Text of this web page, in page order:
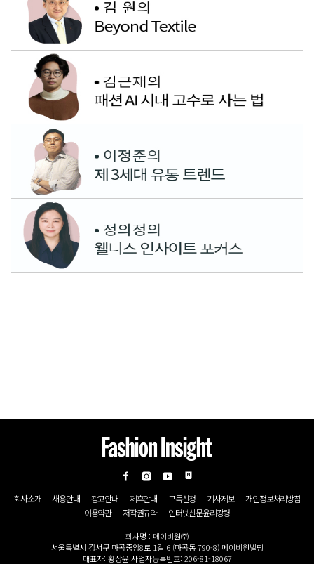
회사소개 채용안내 광고안내 제휴안내 구독신청 기사제보
개인정보처리방침
이용약관
저작권규약 인터넷신문윤리강령
회사명 : 메이비원㈜
서울특별시 강서구 마곡중앙8로 1길 6 (마곡동 790-8) 메이비원빌딩
대표자: 황상윤 사업자등록번호: 206-81-18067